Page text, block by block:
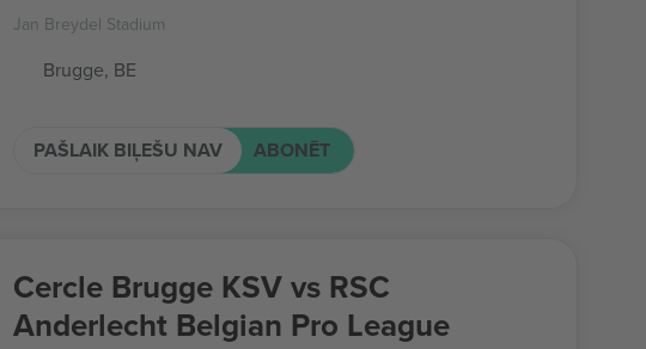
Jan Breydel Stadium
Brugge, BE
PAŠLAIK BIĻEŠU NAV ABONĒT
Cercle Brugge KSV vs RSC
Anderlecht Belgian Pro League